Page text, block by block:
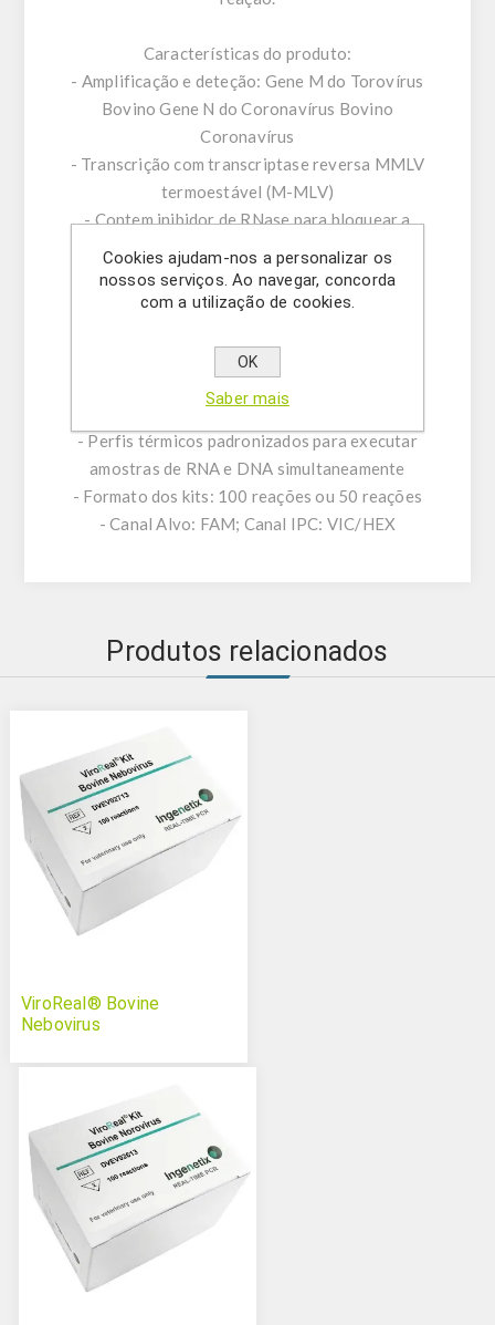
Características do produto:
- Amplificação e deteção: Gene M do Torovírus
Bovino Gene N do Coronavírus Bovino
Coronavírus
- Transcrição com transcriptase reversa MMLV
termoestável (M-MLV)
- Contem inibidor de RNase para bloquear a
degradação do RNA
- Corante -ROX ™ como referência passiva
- Controlo positivo interno (IPC) para excluir
- Otimizado para lidar com inibidores de PCR
PCR em tempo real padrão estabelecidas
- Perfis térmicos padronizados para executar
amostras de RNA e DNA simultaneamente
- Formato dos kits: 100 reações ou 50 reações
- Canal Alvo: FAM; Canal IPC: VIC/HEX
Produtos relacionados
ViroReal® Bovine
Nebovirus
Cookies ajudam-nos a personalizar os
nossos serviços. Ao navegar, concorda
com a utilização de cookies.
OK
Saber mais